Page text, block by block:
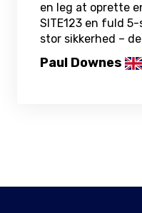
en leg at oprette
SITE123 en fuld
stor sikkerhed –
Paul Downes